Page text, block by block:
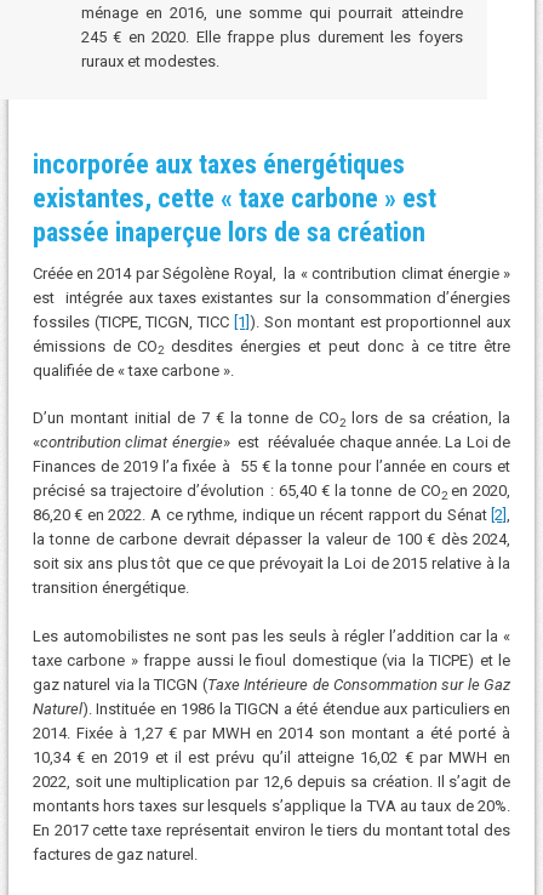
ménage en 2016, une somme qui pourrait atteindre
245 € en 2020. Elle frappe plus durement les foyers
ruraux et modestes.
incorporée aux taxes énergétiques
existantes, cette « taxe carbone » est
passée inaperçue lors de sa création
Créée en 2014 par Ségolène Royal,
la « contribution climat énergie »
est intégrée aux taxes existantes sur la consommation d’énergies
fossiles (TICPE, TICGN, TICC [1]). Son montant est proportionnel aux
émissions de CO2 desdites énergies et peut donc à ce titre être
qualifiée de « taxe carbone ».
D’un montant initial de 7 € la tonne de CO2
lors de sa création, la
«contribution climat énergie» est réévaluée chaque année. La Loi de
Finances de 2019 l’a fixée à 55 € la tonne pour l’année en cours et
précisé sa trajectoire d’évolution : 65,40 € la tonne de CO2en 2020,
86,20 € en 2022. A ce rythme, indique un récent rapport du Sénat [2],
la tonne de carbone devrait dépasser la valeur de 100 € dès 2024,
soit six ans plus tôt que ce que prévoyait la Loi de 2015 relative à la
transition énergétique.
Les automobilistes ne sont pas les seuls à régler l’addition car la «
taxe carbone » frappe aussi le fioul domestique (via la TICPE) et le
gaz naturel via la TICGN (Taxe Intérieure de Consommation sur le Gaz
Naturel). Instituée en 1986 la TIGCN a été étendue aux particuliers en
2014. Fixée à 1,27 € par MWH en 2014 son montant a été porté à
10,34 € en 2019 et il est prévu qu’il atteigne 16,02 € par MWH en
2022, soit une multiplication par 12,6 depuis sa création. Il s’agit de
montants hors taxes sur lesquels s’applique la TVA au taux de 20%.
En 2017 cette taxe représentait environ le tiers du montant total des
factures de gaz naturel.